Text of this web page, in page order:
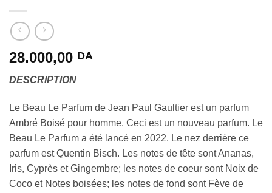
28.000,00 DA
DESCRIPTION
Le Beau Le Parfum de Jean Paul Gaultier est un parfum
Ambré Boisé pour homme. Ceci est un nouveau parfum. Le
Beau Le Parfum a été lancé en 2022. Le nez derrière ce
parfum est Quentin Bisch. Les notes de tête sont Ananas,
Iris, Cyprès et Gingembre; les notes de coeur sont Noix de
Coco et Notes boisées; les notes de fond sont Fève de